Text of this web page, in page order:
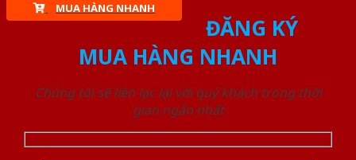
MUA HÀNG NHANH
ĐĂNG KÝ
MUA HÀNG NHANH
Chúng tôi sẽ liên lạc lại với quý khách trong thời
gian ngắn nhất